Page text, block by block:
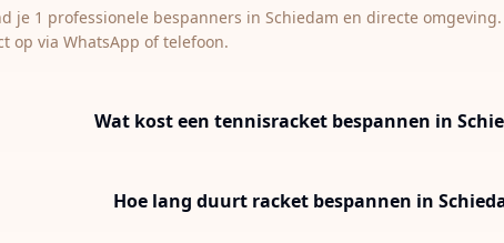
je 1 professionele bespanners in Schiedam en directe
op via WhatsApp of telefoon.
Wat kost een tennisracket bespannen in
Hoe lang duurt racket bespannen in